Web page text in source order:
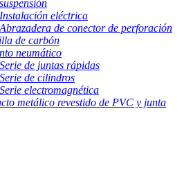
suspensión
Instalación eléctrica
Abrazadera de conector de perforación
de carbón
neumático
Serie de juntas rápidas
Serie de cilindros
Serie electromagnética
metálico revestido de PVC y junta